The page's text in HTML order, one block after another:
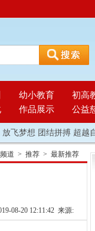
幼小教育 初高
作品展示 公益
飞梦想 团结拼搏 超越自
道 > 推荐 > 最新推荐
08-20 12:11:42 来源: